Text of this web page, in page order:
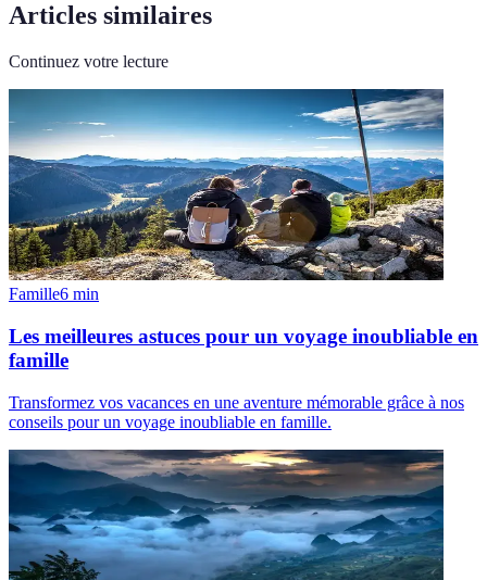
Articles similaires
Continuez votre lecture
Famille6 min
Les meilleures astuces pour un voyage inoubliable en
famille
Transformez vos vacances en une aventure mémorable grâce à nos
conseils pour un voyage inoubliable en famille.